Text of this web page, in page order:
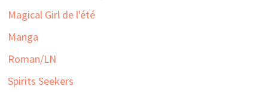
Magical Girl de l'été
Manga
Roman/LN
Spirits Seekers